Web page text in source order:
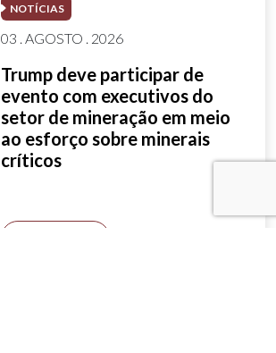
NOTÍCIAS
03 . AGOSTO . 2026
Trump deve participar de
evento com executivos do
setor de mineração em meio
ao esforço sobre minerais
críticos